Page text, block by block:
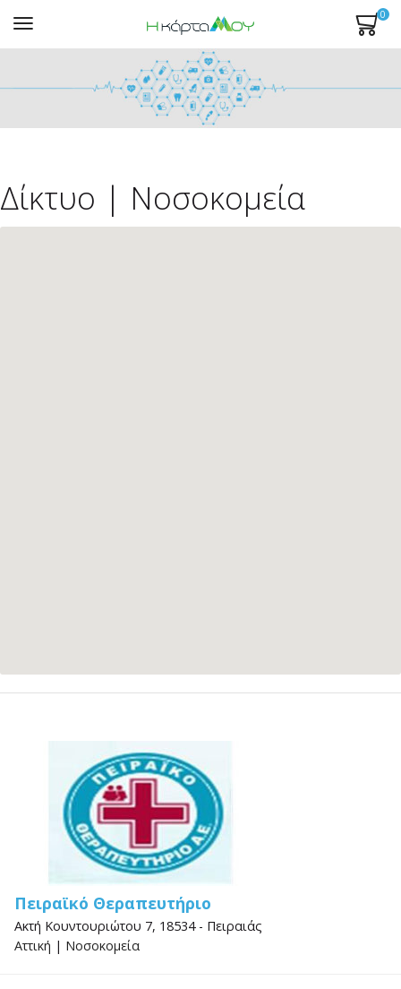
0
Mενού
Δίκτυο | Νοσοκομεία
Πειραϊκό Θεραπευτήριο
Ακτή Κουντουριώτου 7, 18534 - Πειραιάς
Αττική | Νοσοκομεία